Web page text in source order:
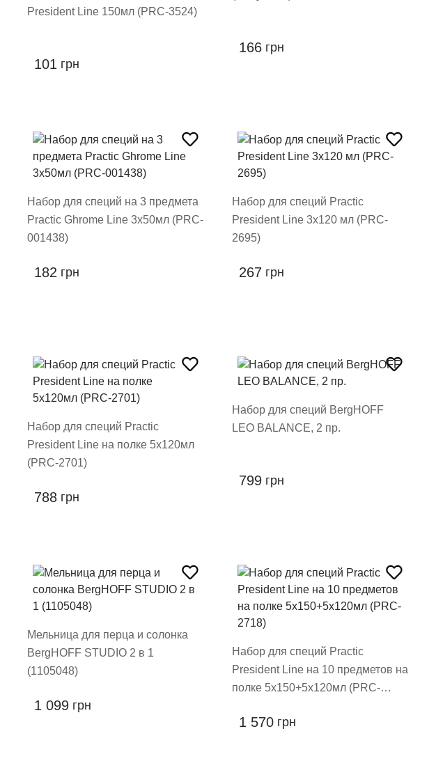
President Line 150мл (PRC-3524)
101 грн
166 грн
Набор для специй на 3 предмета
Practic Ghrome Line 3х50мл (PRC-
001438)
182 грн
Набор для специй Practic
President Line 3x120 мл (PRC-
2695)
267 грн
Набор для специй Practic
President Line на полке 5х120мл
(PRC-2701)
788 грн
Набор для специй BergHOFF
LEO BALANCE, 2 пр.
799 грн
Мельница для перца и солонка
BergHOFF STUDIO 2 в 1
(1105048)
1 099 грн
Набор для специй Practic
President Line на 10 предметов на
полке 5х150+5х120мл (PRC-
1 570 грн